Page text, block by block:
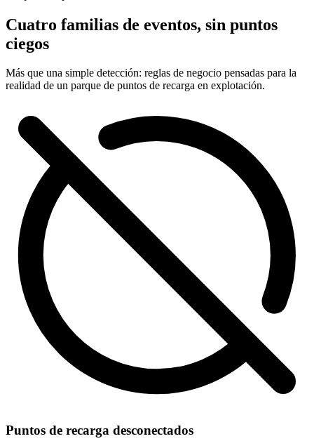
Cuatro familias de eventos, sin puntos
ciegos
Más que una simple detección: reglas de negocio pensadas para la
realidad de un parque de puntos de recarga en explotación.
Puntos de recarga desconectados